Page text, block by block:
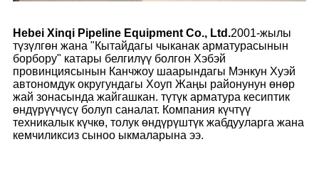
Hebei Xinqi Pipeline Equipment Co., Ltd.2001-жылы
түзүлгөн жана "Кытайдагы чыканак арматурасынын
борбору" катары белгилүү болгон Хэбэй
провинциясынын Канчжоу шаарындагы Мэнкун Хуэй
автономдук округундагы Хоуп Жаңы районунун өнөр
жай зонасында жайгашкан. түтүк арматура кесиптик
өндүрүүчүсү болуп саналат. Компания күчтүү
техникалык күчкө, толук өндүрүштүк жабдууларга жана
кемчиликсиз сыноо ыкмаларына ээ.